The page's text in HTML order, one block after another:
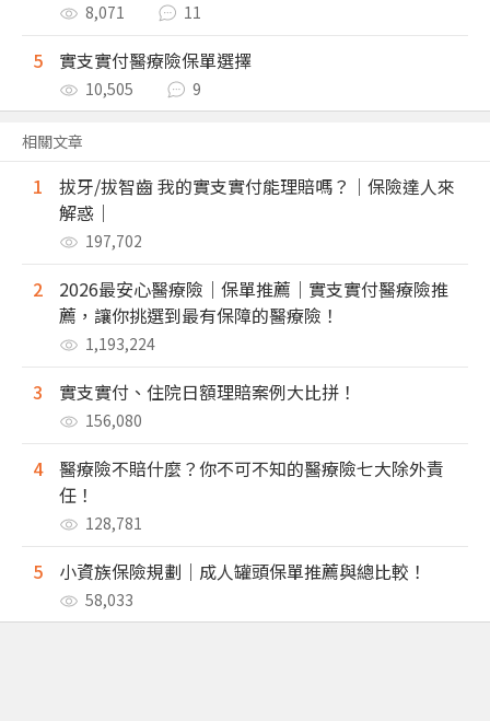
8,071 11
5 實支實付醫療險保單選擇
10,505 9
相關文章
1
拔牙/拔智齒 我的實支實付能理賠嗎？｜保險達人來
解惑｜
197,702
2
2026最安心醫療險｜保單推薦｜實支實付醫療險推
薦，讓你挑選到最有保障的醫療險！
1,193,224
3 實支實付、住院日額理賠案例大比拼！
156,080
4
醫療險不賠什麼？你不可不知的醫療險七大除外責
任！
128,781
5 小資族保險規劃｜成人罐頭保單推薦與總比較！
58,033